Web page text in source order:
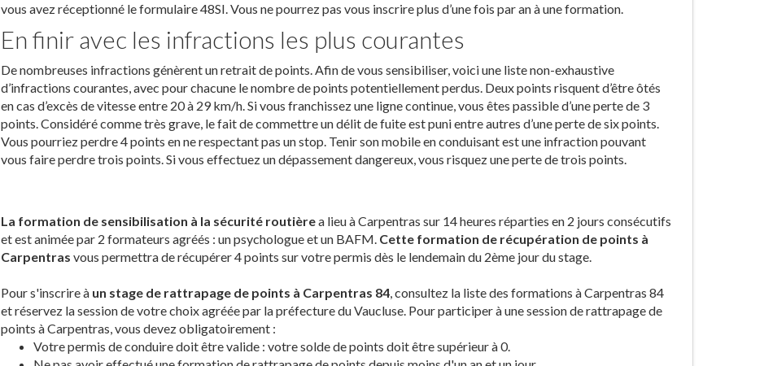
vous avez réceptionné le formulaire 48SI. Vous ne pourrez pas vous inscrire plus d’une fois par an à une formation.
En finir avec les infractions les plus courantes
De nombreuses infractions génèrent un retrait de points. Afin de vous sensibiliser, voici une liste non-exhaustive
d’infractions courantes, avec pour chacune le nombre de points potentiellement perdus. Deux points risquent d’être ôtés
en cas d’excès de vitesse entre 20 à 29 km/h. Si vous franchissez une ligne continue, vous êtes passible d’une perte de 3
points. Considéré comme très grave, le fait de commettre un délit de fuite est puni entre autres d’une perte de six points.
Vous pourriez perdre 4 points en ne respectant pas un stop. Tenir son mobile en conduisant est une infraction pouvant
vous faire perdre trois points. Si vous effectuez un dépassement dangereux, vous risquez une perte de trois points.
La formation de sensibilisation à la sécurité routièrea lieu à Carpentras sur 14 heures réparties en 2 jours consécutifs
et est animée par 2 formateurs agréés : un psychologue et un BAFM. Cette formation de récupération de points à
Carpentras vous permettra de récupérer 4 points sur votre permis dès le lendemain du 2ème jour du stage.
Pour s'inscrire à un stage de rattrapage de points à Carpentras 84, consultez la liste des formations à Carpentras 84
et réservez la session de votre choix agréée par la préfecture du Vaucluse. Pour participer à une session de rattrapage de
points à Carpentras, vous devez obligatoirement :
Votre permis de conduire doit être valide : votre solde de points doit être supérieur à 0.